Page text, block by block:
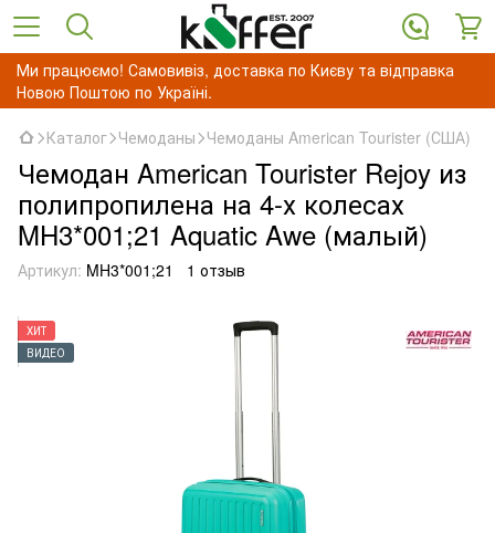
Ми працюємо! Самовивіз, доставка по Києву та відправка
Новою Поштою по Україні.
Каталог Чемоданы Чемоданы American Tourister (США)
Чемодан American Tourister Rejoy из
полипропилена на 4-х колесах
MH3*001;21 Aquatic Awe (малый)
Артикул: MH3*001;21 1 отзыв
ХИТ
ВИДЕО